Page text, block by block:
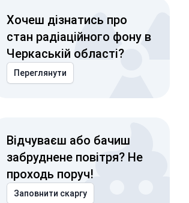
Хочеш дізнатись про
стан радіаційного фону в
Черкаській області?
Переглянути
Відчуваєш або бачиш
забруднене повітря? Не
проходь поруч!
Заповнити скаргу